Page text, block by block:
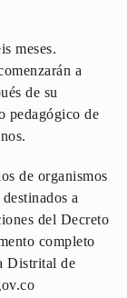
meses.
a
de su
pedagógico de
de organismos
a
del Decreto
completo
Distrital de